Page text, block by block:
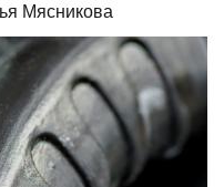
Мясникова